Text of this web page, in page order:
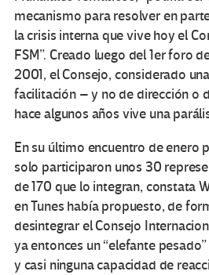
mecanismo para resolver en
la crisis interna que vive hoy el
FSM”. Creado luego del 1er foro
2001, el Consejo, considerado
facilitación – y no de dirección o
hace algunos años vive una
En su último encuentro de enero
solo participaron unos 30
de 170 que lo integran, constata
en Tunes había propuesto, de
desintegrar el Consejo
ya entonces un “elefante
y casi ninguna capacidad de